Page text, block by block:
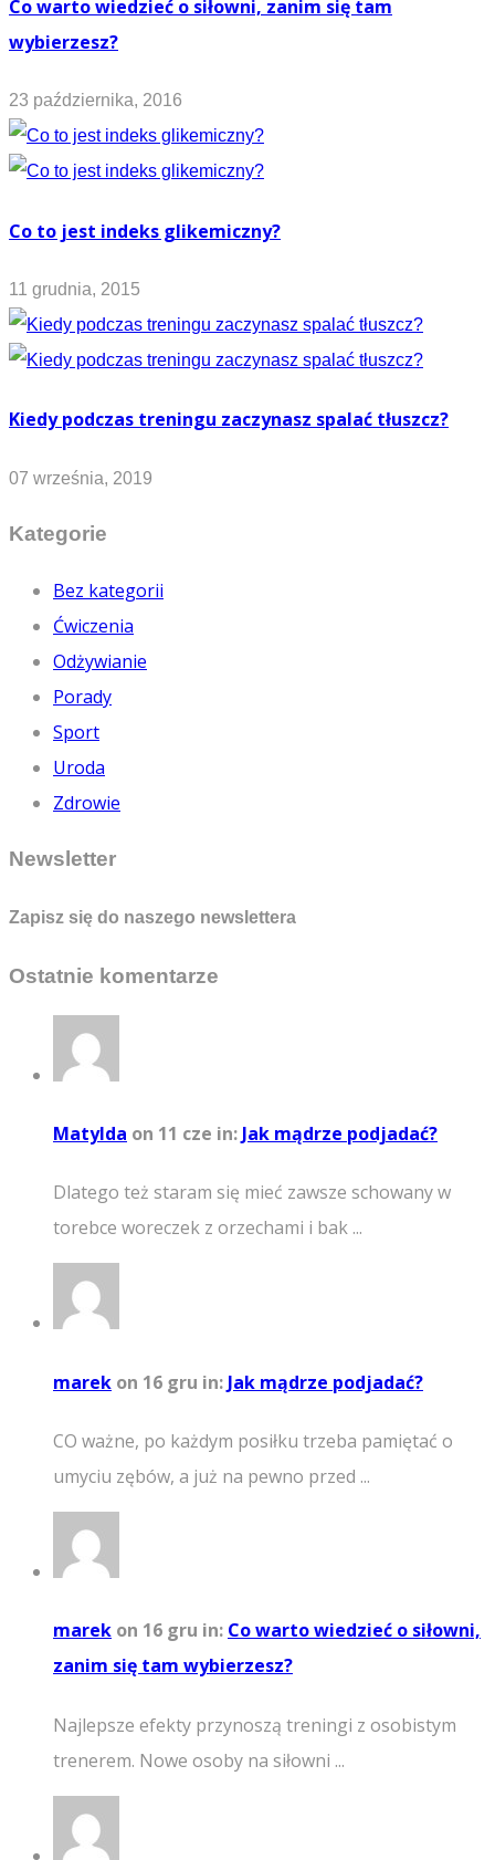
Co warto wiedzieć o siłowni, zanim się tam
wybierzesz?
23 października, 2016
Co to jest indeks glikemiczny?
11 grudnia, 2015
Kiedy podczas treningu zaczynasz spalać tłuszcz?
07 września, 2019
Kategorie
Bez kategorii
Ćwiczenia
Odżywianie
Porady
Sport
Uroda
Zdrowie
Newsletter
Zapisz się do naszego newslettera
Ostatnie komentarze
Matylda on 11 cze in: Jak mądrze podjadać?
Dlatego też staram się mieć zawsze schowany w
torebce woreczek z orzechami i bak ...
marek on 16 gru in: Jak mądrze podjadać?
CO ważne, po każdym posiłku trzeba pamiętać o
umyciu zębów, a już na pewno przed ...
marek on 16 gru in: Co warto wiedzieć o siłowni,
zanim się tam wybierzesz?
Najlepsze efekty przynoszą treningi z osobistym
trenerem. Nowe osoby na siłowni ...